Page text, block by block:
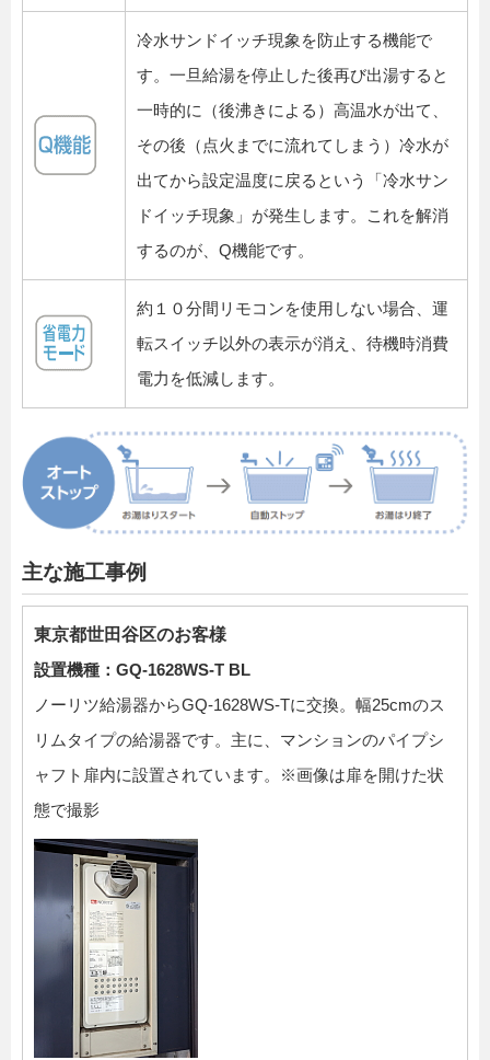
冷水サンドイッチ現象を防止する機能で
す。一旦給湯を停止した後再び出湯すると
一時的に（後沸きによる）高温水が出て、
その後（点火までに流れてしまう）冷水が
出てから設定温度に戻るという「冷水サン
ドイッチ現象」が発生します。これを解消
するのが、Q機能です。
約１０分間リモコンを使用しない場合、運
転スイッチ以外の表示が消え、待機時消費
電力を低減します。
主な施工事例
東京都世田谷区のお客様
設置機種：GQ-1628WS-T BL
ノーリツ給湯器からGQ-1628WS-Tに交換。幅25cmのス
リムタイプの給湯器です。主に、マンションのパイプシ
ャフト扉内に設置されています。※画像は扉を開けた状
態で撮影